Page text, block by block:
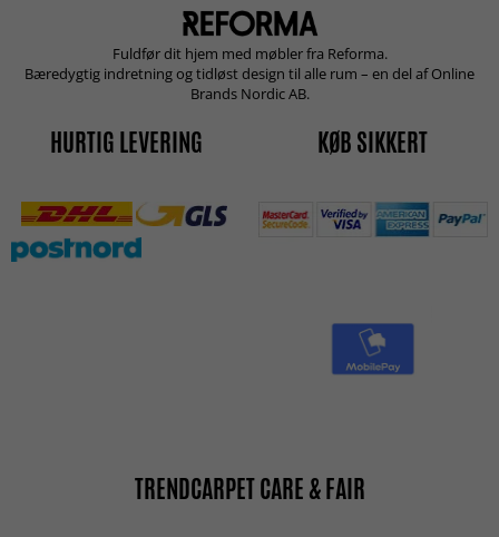
Fuldfør dit hjem med møbler fra Reforma.
Bæredygtig indretning og tidløst design til alle rum – en del af Online
Brands Nordic AB.
HURTIG LEVERING KØB SIKKERT
TRENDCARPET CARE & FAIR